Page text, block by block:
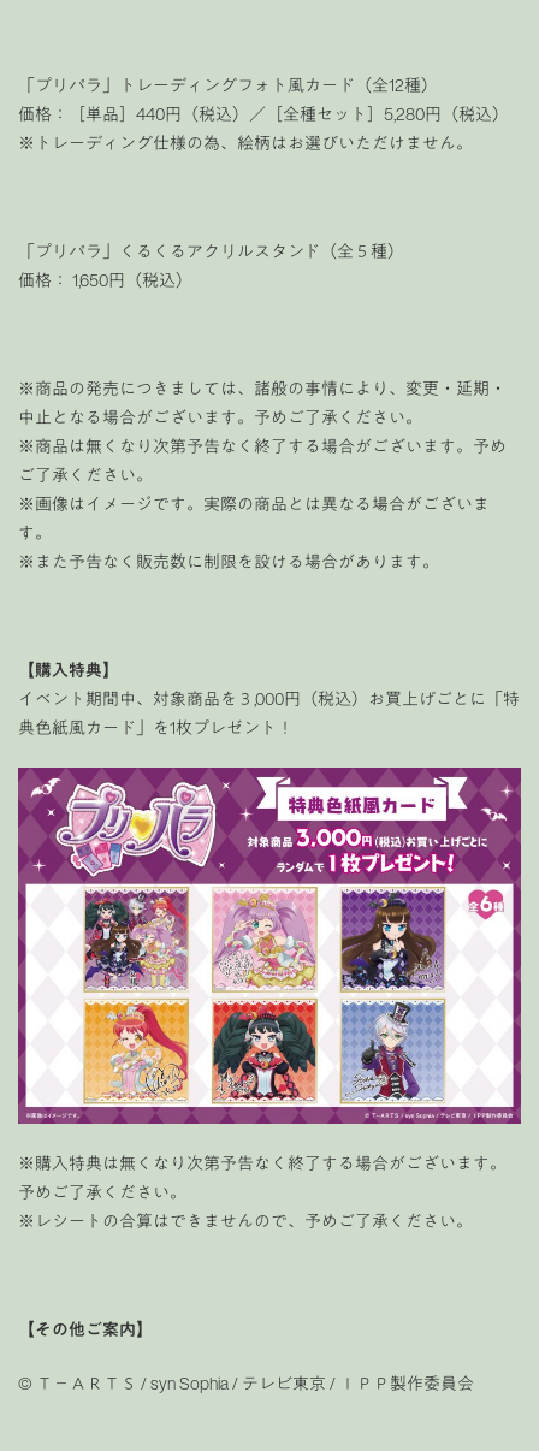
「プリパラ」トレーディングフォト風カード（全12種）
価格：［単品］440円（税込）／［全種セット］5,280円（税込）
※トレーディング仕様の為、絵柄はお選びいただけません。
「プリパラ」くるくるアクリルスタンド（全５種）
価格： 1,650円（税込）
※商品の発売につきましては、諸般の事情により、変更・延期・
中止となる場合がございます。予めご了承ください。
※商品は無くなり次第予告なく終了する場合がございます。予め
ご了承ください。
※画像はイメージです。実際の商品とは異なる場合がございま
す。
※また予告なく販売数に制限を設ける場合があります。
【購入特典】
イベント期間中、対象商品を３,000円（税込）お買上げごとに「特
典色紙風カード」を1枚プレゼント！
※購入特典は無くなり次第予告なく終了する場合がございます。
予めご了承ください。
※レシートの合算はできませんので、予めご了承ください。
【その他ご案内】
© Ｔ－ＡＲＴＳ / syn Sophia / テレビ東京 / ＩＰＰ製作委員会